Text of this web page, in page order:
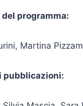
programma:
Martina
pubblicazioni: